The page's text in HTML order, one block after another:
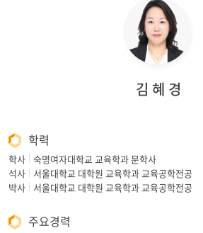
김 혜 경
학력
학사 숙명여자대학교 교육학과 문학사
석사
서울대학교 대학원 교육학과 교육공학전공
박사
서울대학교 대학원 교육학과 교육공학전공
주요경력